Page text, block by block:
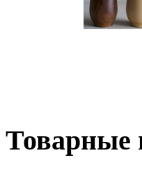
Товарные